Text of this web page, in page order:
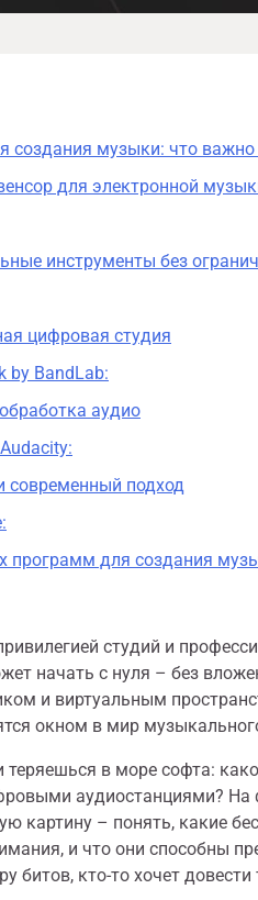
создания музыки: что
для электронной
инструменты без
цифровая студия
by BandLab:
аудио
современный подход
программ для создания
студий и
начать с нуля – без
и виртуальным
окном в мир
в море софта:
аудиостанциями?
картину – понять, какие
и что они способны
битов, кто-то хочет